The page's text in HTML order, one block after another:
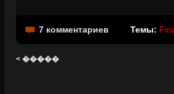
7 комментариев Темы:
< �����